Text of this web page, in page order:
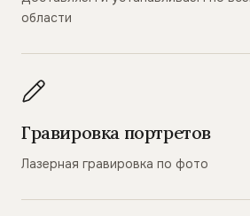
области
Гравировка портретов
Лазерная гравировка по фото